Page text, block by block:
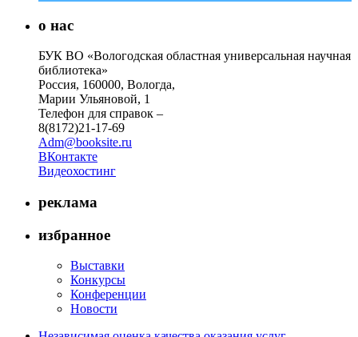
о нас
БУК ВО «Вологодская областная универсальная научная
библиотека»
Россия, 160000, Вологда,
Марии Ульяновой, 1
Телефон для справок –
8(8172)21-17-69
Adm@booksite.ru
ВКонтакте
Видеохостинг
реклама
избранное
Выставки
Конкурсы
Конференции
Новости